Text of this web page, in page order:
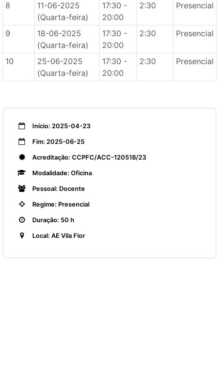
8
11-06-2025
(Quarta-feira)
17:30 -
20:00
2:30 Presencial
9
18-06-2025
(Quarta-feira)
17:30 -
20:00
2:30 Presencial
10
25-06-2025
(Quarta-feira)
17:30 -
20:00
2:30 Presencial
Início: 2025-04-23
Fim: 2025-06-25
Acreditação: CCPFC/ACC-120518/23
Modalidade: Oficina
Pessoal: Docente
Regime: Presencial
Duração: 50 h
Local: AE Vila Flor